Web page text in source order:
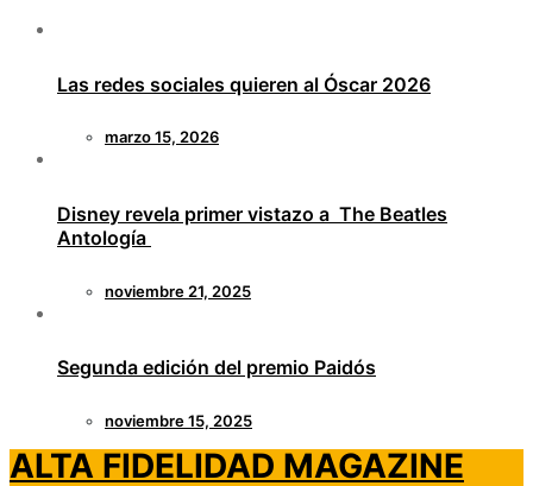
Las redes sociales quieren al Óscar 2026
marzo 15, 2026
Disney revela primer vistazo a The Beatles
Antología
noviembre 21, 2025
Segunda edición del premio Paidós
noviembre 15, 2025
ALTA FIDELIDAD MAGAZINE